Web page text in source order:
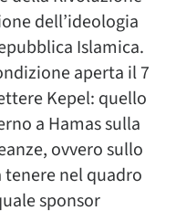
dell’ideologia
Islamica.
aperta il 7
Kepel: quello
a Hamas sulla
ovvero sullo
nel quadro
sponsor